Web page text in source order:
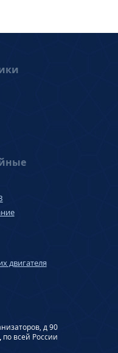
двигателя
д 90
по всей России